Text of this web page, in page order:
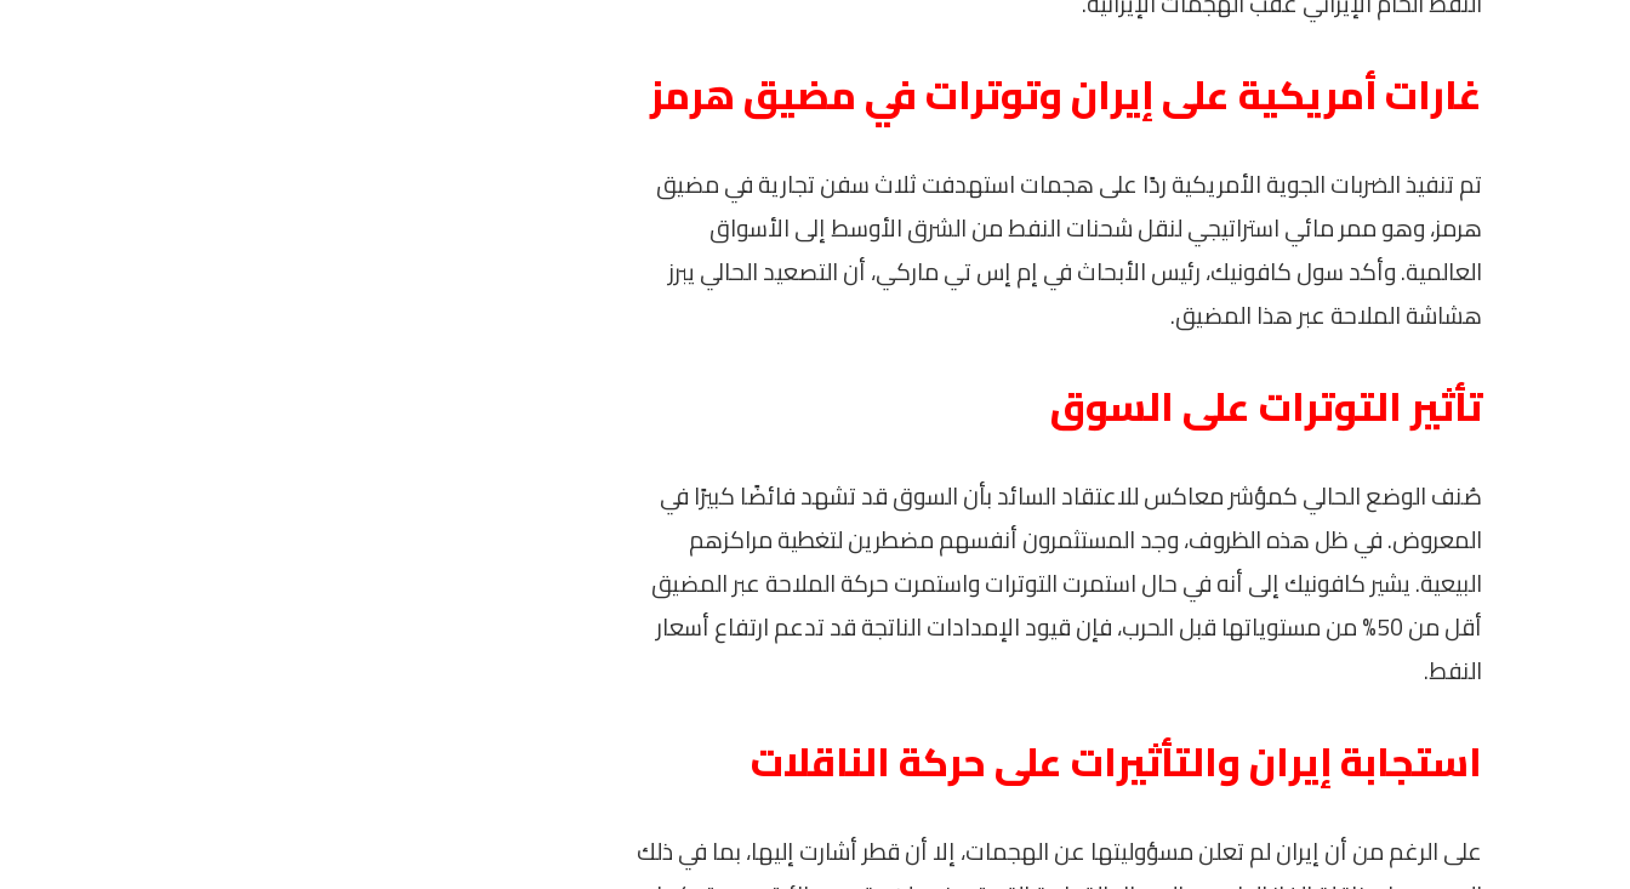
غارات أمريكية على إيران وتوترات في مضيق هرمز
تم تنفيذ الضربات الجوية الأمريكية ردًا على هجمات استهدفت ثلاث سفن تجارية في مضيق
هرمز، وهو ممر مائي استراتيجي لنقل شحنات النفط من الشرق الأوسط إلى الأسواق
العالمية. وأكد سول كافونيك، رئيس الأبحاث في إم إس تي ماركي، أن التصعيد الحالي يبرز
هشاشة الملاحة عبر هذا المضيق.
تأثير التوترات على السوق
صُنف الوضع الحالي كمؤشر معاكس للاعتقاد السائد بأن السوق قد تشهد فائضًا كبيرًا في
المعروض. في ظل هذه الظروف، وجد المستثمرون أنفسهم مضطرين لتغطية مراكزهم
البيعية. يشير كافونيك إلى أنه في حال استمرت التوترات واستمرت حركة الملاحة عبر المضيق
أقل من 50% من مستوياتها قبل الحرب، فإن قيود الإمدادات الناتجة قد تدعم ارتفاع أسعار
النفط.
استجابة إيران والتأثيرات على حركة الناقلات
على الرغم من أن إيران لم تعلن مسؤوليتها عن الهجمات، إلا أن قطر أشارت إليها، بما في ذلك